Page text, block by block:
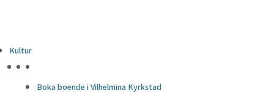
Kultur
Boka boende i Vilhelmina Kyrkstad